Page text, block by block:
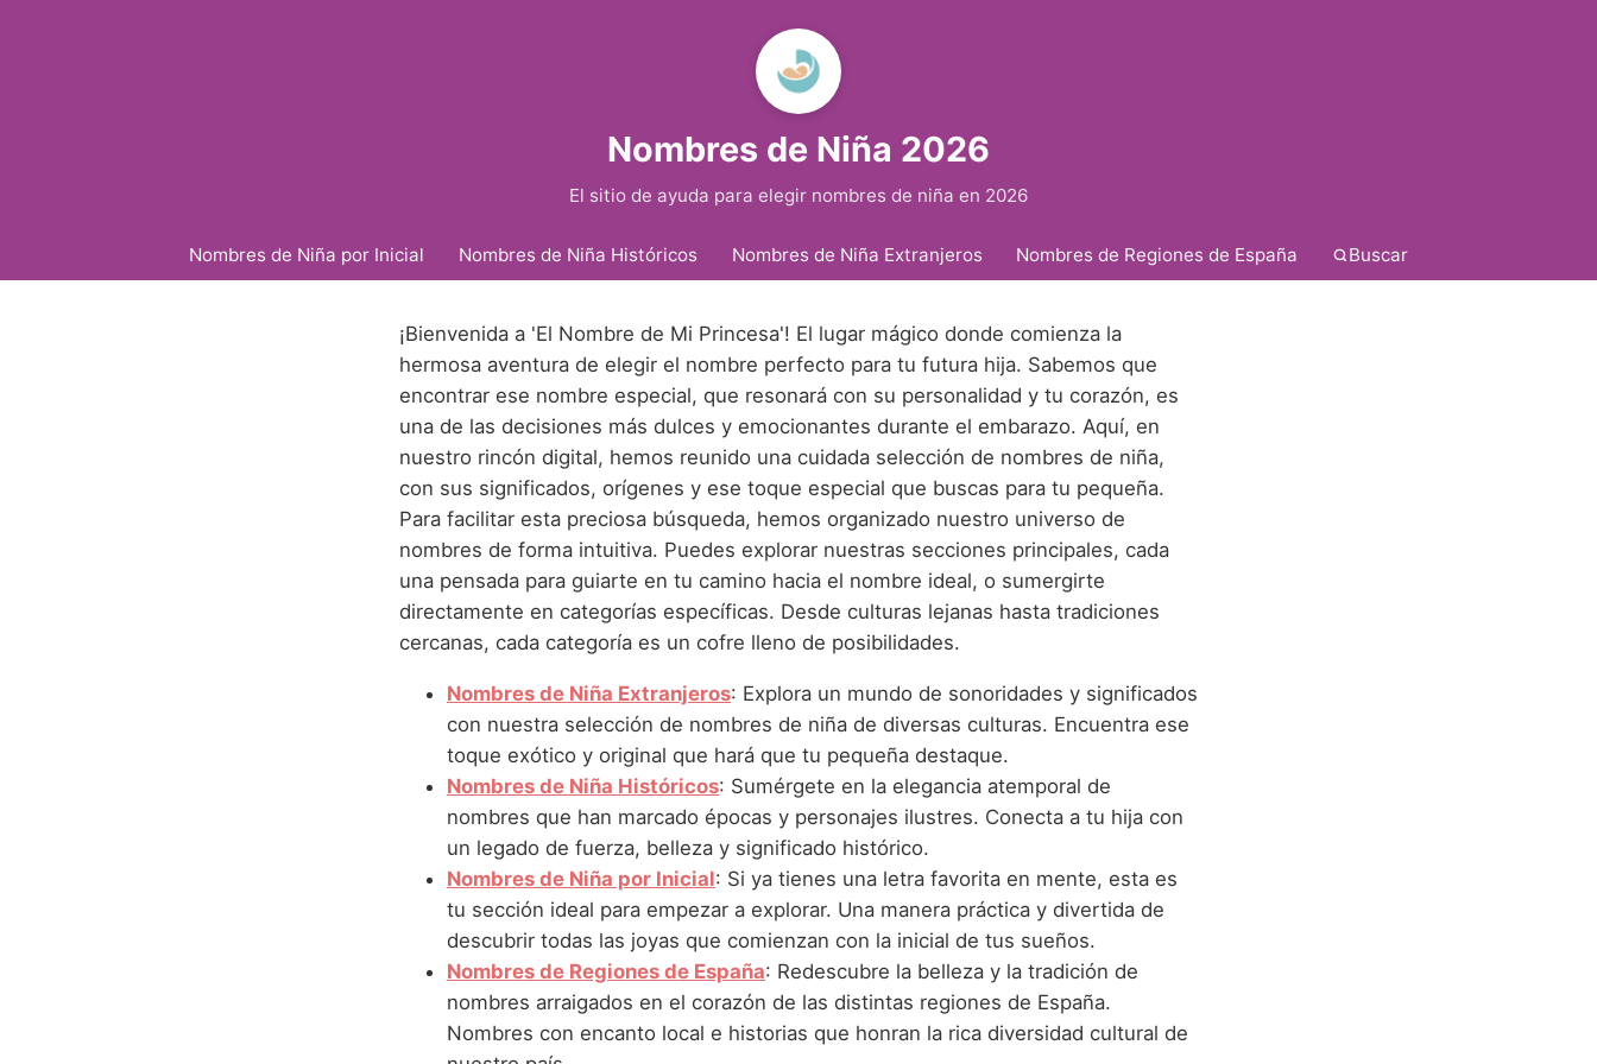
Nombres de Niña 2026
El sitio de ayuda para elegir nombres de niña en 2026
Nombres de Niña por Inicial Nombres de Niña Históricos Nombres de Niña Extranjeros Nombres de Regiones de España Buscar
¡Bienvenida a 'El Nombre de Mi Princesa'! El lugar mágico donde comienza la
hermosa aventura de elegir el nombre perfecto para tu futura hija. Sabemos que
encontrar ese nombre especial, que resonará con su personalidad y tu corazón, es
una de las decisiones más dulces y emocionantes durante el embarazo. Aquí, en
nuestro rincón digital, hemos reunido una cuidada selección de nombres de niña,
con sus significados, orígenes y ese toque especial que buscas para tu pequeña.
Para facilitar esta preciosa búsqueda, hemos organizado nuestro universo de
nombres de forma intuitiva. Puedes explorar nuestras secciones principales, cada
una pensada para guiarte en tu camino hacia el nombre ideal, o sumergirte
directamente en categorías específicas. Desde culturas lejanas hasta tradiciones
cercanas, cada categoría es un cofre lleno de posibilidades.
Nombres de Niña Extranjeros: Explora un mundo de sonoridades y significados
con nuestra selección de nombres de niña de diversas culturas. Encuentra ese
toque exótico y original que hará que tu pequeña destaque.
Nombres de Niña Históricos: Sumérgete en la elegancia atemporal de
nombres que han marcado épocas y personajes ilustres. Conecta a tu hija con
un legado de fuerza, belleza y significado histórico.
Nombres de Niña por Inicial: Si ya tienes una letra favorita en mente, esta es
tu sección ideal para empezar a explorar. Una manera práctica y divertida de
descubrir todas las joyas que comienzan con la inicial de tus sueños.
Nombres de Regiones de España: Redescubre la belleza y la tradición de
nombres arraigados en el corazón de las distintas regiones de España.
Nombres con encanto local e historias que honran la rica diversidad cultural de